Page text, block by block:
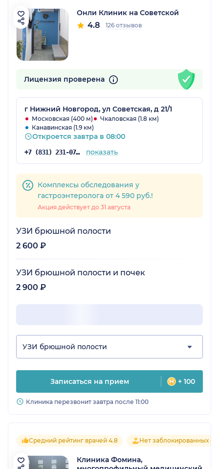
Онли Клиник на Советской
4.8 126 отзывов
Лицензия проверена
г Нижний Новгород, ул Советская, д 21/1
Московская (400 м)
Чкаловская (1.8 км)
Канавинская (1.9 км)
Откроется завтра в 08:00
+7 (831) 231-07-43 показать
Комплексы обследования у
гастроэнтеролога от 4 590 руб.!
Акция действует до 31 августа
УЗИ брюшной полости
2 600 ₽
УЗИ брюшной полости и почек
2 900 ₽
УЗИ брюшной полости
Записаться на прием + 100
Клиника перезвонит завтра после 11:00
Средний рейтинг врачей 4.8 Нет заблокированных
Клиника Фомина,